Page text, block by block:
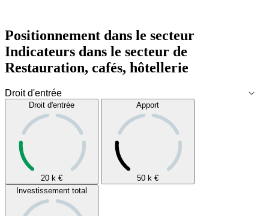
Positionnement dans le secteur
Indicateurs dans le secteur de
Restauration, cafés, hôtellerie
Droit d'entrée
20 k €
Apport
50 k €
Investissement total